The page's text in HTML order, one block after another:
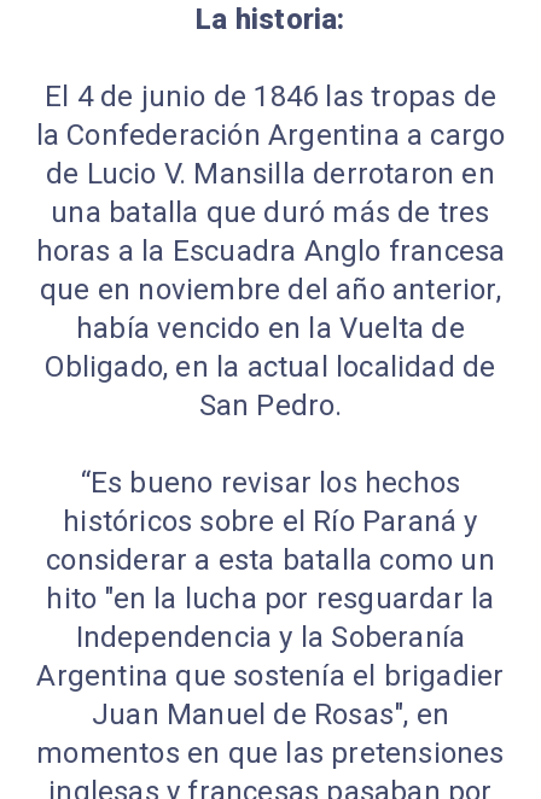
La historia:
El 4 de junio de 1846 las tropas de
la Confederación Argentina a cargo
de Lucio V. Mansilla derrotaron en
una batalla que duró más de tres
horas a la Escuadra Anglo francesa
que en noviembre del año anterior,
había vencido en la Vuelta de
Obligado, en la actual localidad de
San Pedro.
“Es bueno revisar los hechos
históricos sobre el Río Paraná y
considerar a esta batalla como un
hito "en la lucha por resguardar la
Independencia y la Soberanía
Argentina que sostenía el brigadier
Juan Manuel de Rosas", en
momentos en que las pretensiones
inglesas y francesas pasaban por